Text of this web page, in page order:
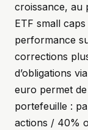
croissance, au
ETF small
performance
corrections
d’obligations
euro permet
portefeuille :
actions / 40%